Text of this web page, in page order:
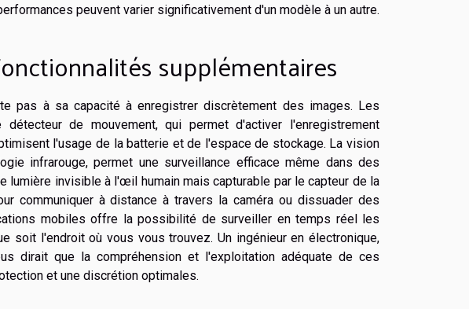
peuvent varier significativement d'un modèle à un autre.
supplémentaires
pas à sa capacité à enregistrer discrètement des images. Les
de mouvement, qui permet d'activer l'enregistrement
l'usage de la batterie et de l'espace de stockage. La vision
infrarouge, permet une surveillance efficace même dans des
lumière invisible à l'œil humain mais capturable par le capteur de la
communiquer à distance à travers la caméra ou dissuader des
mobiles offre la possibilité de surveiller en temps réel les
soit l'endroit où vous vous trouvez. Un ingénieur en électronique,
dirait que la compréhension et l'exploitation adéquate de ces
et une discrétion optimales.